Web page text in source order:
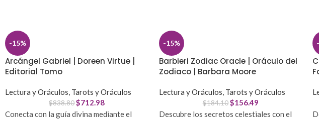
-15%
Arcángel Gabriel | Doreen Virtue |
Editorial Tomo
Lectura y Oráculos, Tarots y Oráculos
$838.80 $712.98
Conecta con la guía divina mediante el
-15%
Barbieri Zodiac Oracle | Oráculo del
Zodiaco | Barbara Moore
Lectura y Oráculos, Tarots y Oráculos
$184.10 $156.49
Descubre los secretos celestiales con el